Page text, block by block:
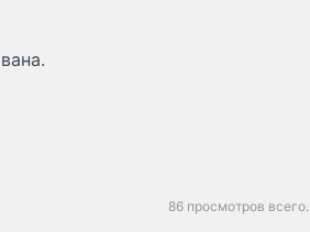
86 просмотров всего.